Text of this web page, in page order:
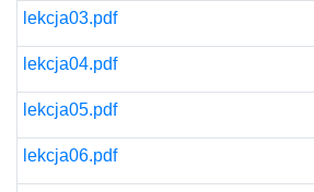
lekcja03.pdf
lekcja04.pdf
lekcja05.pdf
lekcja06.pdf